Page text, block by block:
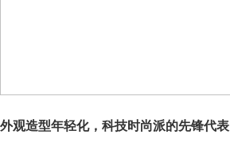
外观造型年轻化，科技时尚派的先锋代表